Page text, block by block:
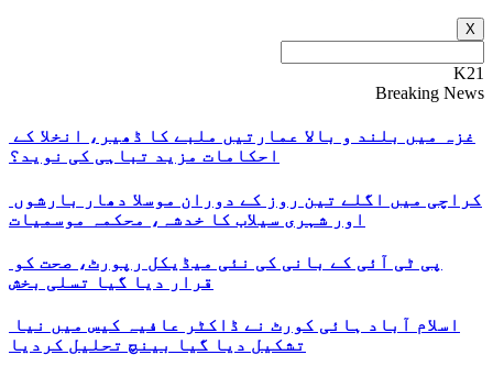
X
K21
Breaking News
غزہ میں بلند و بالا عمارتیں ملبے کا ڈھیر، انخلا کے
احکامات مزید تباہی کی نوید؟
کراچی میں اگلے تین روز کے دوران موسلا دھار بارشوں
اور شہری سیلاب کا خدشہ، محکمہ موسمیات
پی ٹی آئی کے بانی کی نئی میڈیکل رپورٹ، صحت کو
قرار دیا گیا تسلی بخش
اسلام آباد ہائی کورٹ نے ڈاکٹر عافیہ کیس میں نیا
تشکیل دیا گیا بینچ تحلیل کردیا